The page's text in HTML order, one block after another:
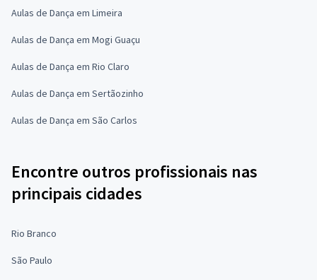
Aulas de Dança em Limeira
Aulas de Dança em Mogi Guaçu
Aulas de Dança em Rio Claro
Aulas de Dança em Sertãozinho
Aulas de Dança em São Carlos
Encontre outros profissionais nas
principais cidades
Rio Branco
São Paulo